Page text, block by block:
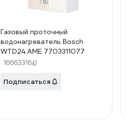
Газовый проточный
водонагреватель Bosch
WTD24 AME 7703311077
16663316
Подписаться